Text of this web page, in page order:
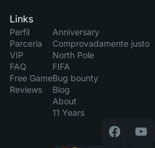
Links
Perfil
Parceria
VIP
FAQ
Free Game
Reviews
Anniversary
Comprovadamente justo
North Pole
FIFA
Bug bounty
Blog
About
11 Years